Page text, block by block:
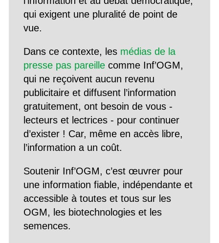
qui exigent une pluralité de point de
vue.
Dans ce contexte, les médias de la
presse pas pareillecomme Inf’OGM,
qui ne reçoivent aucun revenu
publicitaire et diffusent l’information
gratuitement, ont besoin de vous -
lecteurs et lectrices - pour continuer
d’exister ! Car, même en accès libre,
l’information a un coût.
Soutenir Inf’OGM, c’est œuvrer pour
une information fiable, indépendante et
accessible à toutes et tous sur les
OGM, les biotechnologies et les
semences.